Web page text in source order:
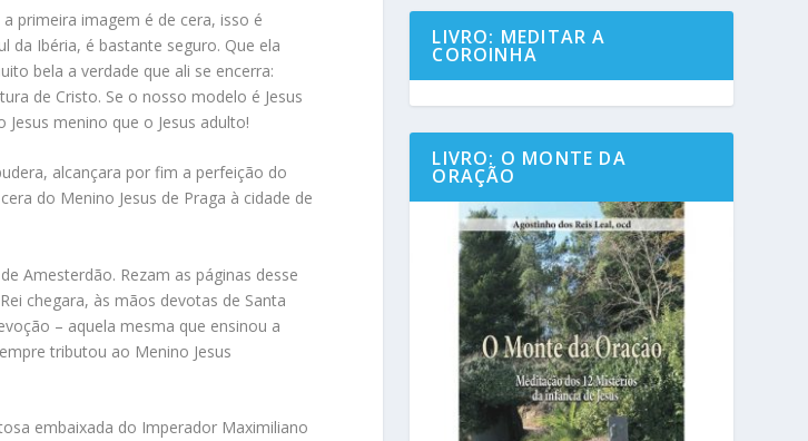
primeira imagem é de cera, isso é
da Ibéria, é bastante seguro. Que ela
bela a verdade que ali se encerra:
de Cristo. Se o nosso modelo é Jesus
menino que o Jesus adulto!
alcançara por fim a perfeição do
do Menino Jesus de Praga à cidade de
Amesterdão. Rezam as páginas desse
chegara, às mãos devotas de Santa
– aquela mesma que ensinou a
tributou ao Menino Jesus
embaixada do Imperador Maximiliano
LIVRO: MEDITAR A
COROINHA
LIVRO: O MONTE DA
ORAÇÃO